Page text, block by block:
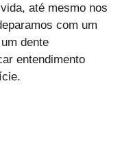
até mesmo nos
com um
dente
entendimento